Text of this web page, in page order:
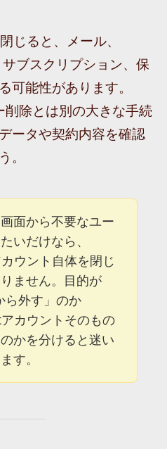
じると、メール、
ブスクリプション、保
可能性があります。
除とは別の大きな手続
ータや契約内容を確認
。
面から不要なユー
いだけなら、
ウント自体を閉じ
ません。目的が
ら外す」のか
アカウントそのもの
かを分けると迷い
す。